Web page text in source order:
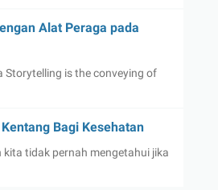
Alat Peraga pada
Storytelling is the conveying of
Bagi Kesehatan
kita tidak pernah mengetahui jika